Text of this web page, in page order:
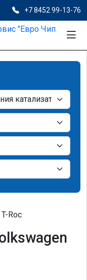
+7 8452 99-13-76
T-Roc